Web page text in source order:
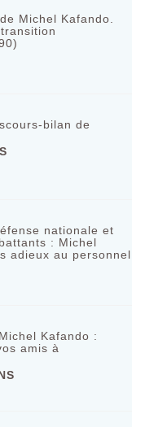
Michel Kafando.
bilan de
nationale et
: Michel
adieux au personnel
Kafando :
amis à